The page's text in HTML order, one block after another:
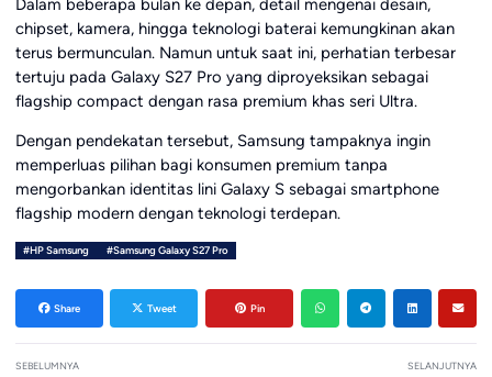
chipset, kamera, hingga teknologi baterai kemungkinan akan
terus bermunculan. Namun untuk saat ini, perhatian terbesar
tertuju pada Galaxy S27 Pro yang diproyeksikan sebagai
flagship compact dengan rasa premium khas seri Ultra.
Dengan pendekatan tersebut, Samsung tampaknya ingin
memperluas pilihan bagi konsumen premium tanpa
mengorbankan identitas lini Galaxy S sebagai smartphone
flagship modern dengan teknologi terdepan.
#HP Samsung #Samsung Galaxy S27 Pro
Share Tweet Pin
SEBELUMNYA SELANJUTNYA